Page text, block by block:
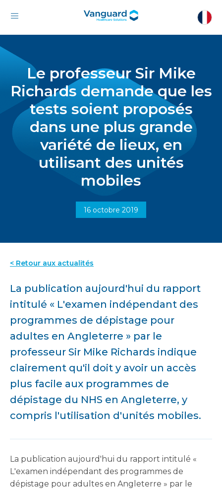
Le professeur Sir Mike
Richards demande que les
tests soient proposés
dans une plus grande
variété de lieux, en
utilisant des unités
mobiles
16 octobre 2019
< Retour aux actualités
La publication aujourd'hui du rapport
intitulé « L'examen indépendant des
programmes de dépistage pour
adultes en Angleterre » par le
professeur Sir Mike Richards indique
clairement qu'il doit y avoir un accès
plus facile aux programmes de
dépistage du NHS en Angleterre, y
compris l'utilisation d'unités mobiles.
La publication aujourd'hui du rapport intitulé «
L'examen indépendant des programmes de
dépistage pour adultes en Angleterre » par le